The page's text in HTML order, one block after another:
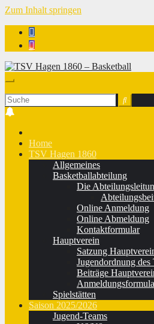
Zum Inhalt springen
Home
TSV Hagen 1860
Allgemeines
Basketballabteilung
Die
Online Anmeldung
Online Abmeldung
Kontaktformular
Hauptverein
Satzung
Jugendordnung
Beiträge
Spielstätten
Saison 2025/2026
Jugend-Teams